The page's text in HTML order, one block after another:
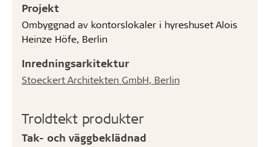
Projekt
Ombyggnad av kontorslokaler i hyreshuset Alois
Heinze Höfe, Berlin
Inredningsarkitektur
Stoeckert Architekten GmbH, Berlin
Troldtekt produkter
Tak- och väggbeklädnad